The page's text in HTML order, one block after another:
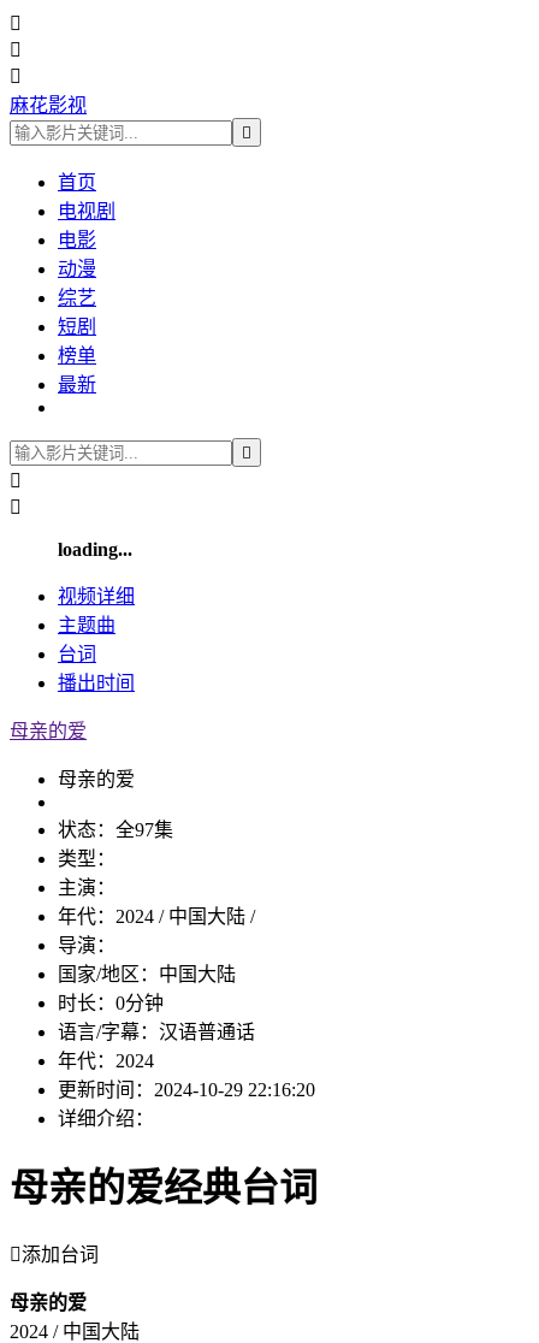



麻花影视

首页
电视剧
电影
动漫
综艺
短剧
榜单
最新



loading...
视频详细
主题曲
台词
播出时间
母亲的爱
母亲的爱
状态： 全97集
类型：
主演：
年代： 2024 / 中国大陆 /
导演：
国家/地区： 中国大陆
时长： 0分钟
语言/字幕： 汉语普通话
年代： 2024
更新时间： 2024-10-29 22:16:20
详细介绍：
母亲的爱经典台词
添加台词
母亲的爱
2024 / 中国大陆